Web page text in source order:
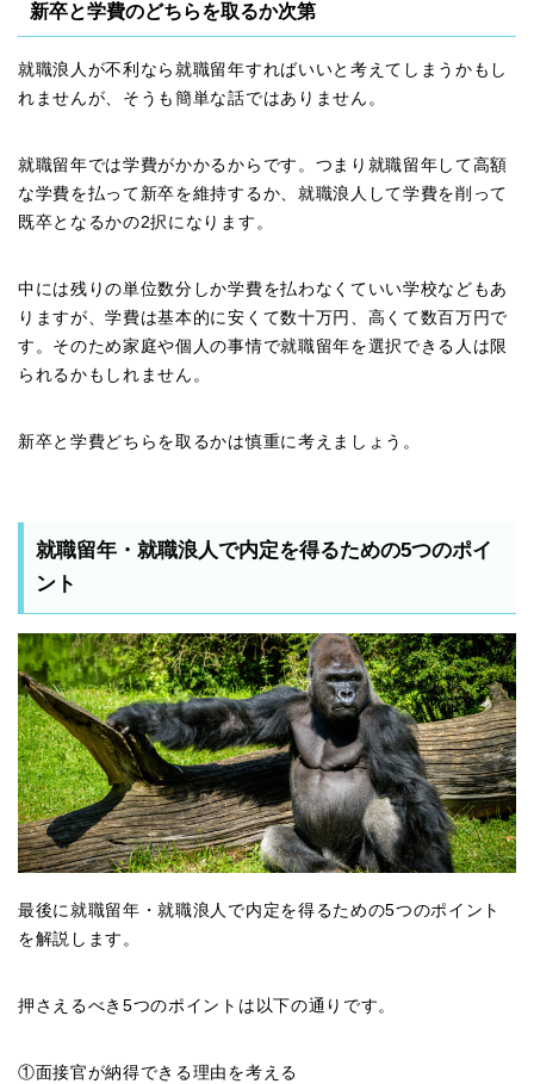
新卒と学費のどちらを取るか次第
就職浪人が不利なら就職留年すればいいと考えてしまうかもし
れませんが、そうも簡単な話ではありません。
就職留年では学費がかかるからです。つまり就職留年して高額
な学費を払って新卒を維持するか、就職浪人して学費を削って
既卒となるかの2択になります。
中には残りの単位数分しか学費を払わなくていい学校などもあ
りますが、学費は基本的に安くて数十万円、高くて数百万円で
す。そのため家庭や個人の事情で就職留年を選択できる人は限
られるかもしれません。
新卒と学費どちらを取るかは慎重に考えましょう。
就職留年・就職浪人で内定を得るための5つのポイ
ント
最後に就職留年・就職浪人で内定を得るための5つのポイント
を解説します。
押さえるべき5つのポイントは以下の通りです。
①面接官が納得できる理由を考える